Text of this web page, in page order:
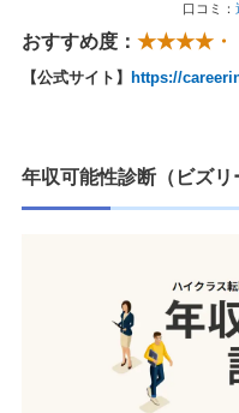
口コミ：
おすすめ度： ★★★★・
【公式サイト】
https://
年収可能性診断（ビズリ